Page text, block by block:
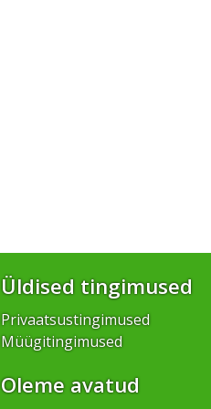
Üldised tingimused
Privaatsustingimused
Müügitingimused
Oleme avatud